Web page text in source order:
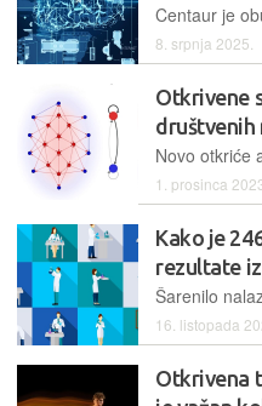
8. srpnja 2025.
Otkrivene
1. prosinca
Kako je
rezultate
16. listopada
Otkrivena